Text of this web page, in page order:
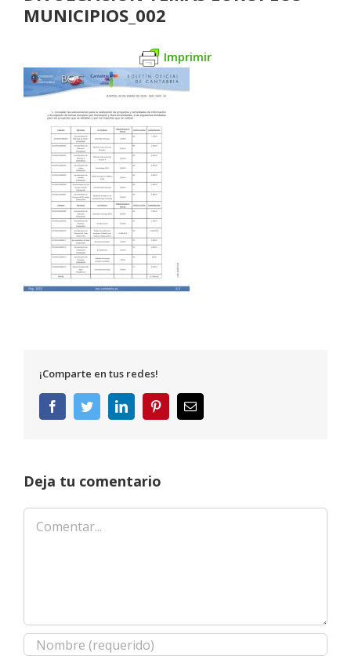
MUNICIPIOS_002
Imprimir
¡Comparte en tus redes!
FacebookTwitterLinkedInPinterestCorreo
electrónico
Deja tu comentario
Comentar